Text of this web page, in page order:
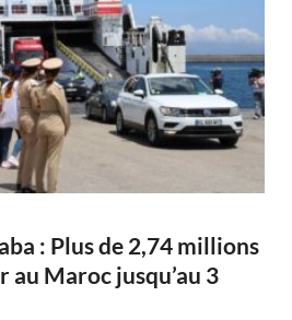
: Plus de 2,74 millions
au Maroc jusqu’au 3